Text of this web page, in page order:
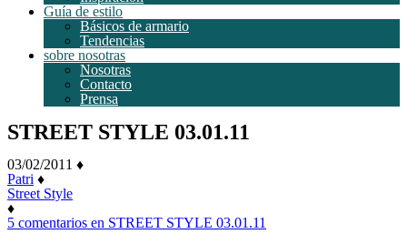
Guía de estilo
Básicos de armario
Tendencias
sobre nosotras
Nosotras
Contacto
Prensa
STREET STYLE 03.01.11
03/02/2011 ♦
Patri ♦
Street Style
♦
5 comentarios en STREET STYLE 03.01.11